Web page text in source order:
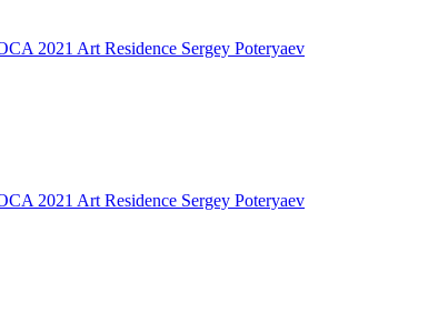
2021 Art Residence Sergey Poteryaev
2021 Art Residence Sergey Poteryaev